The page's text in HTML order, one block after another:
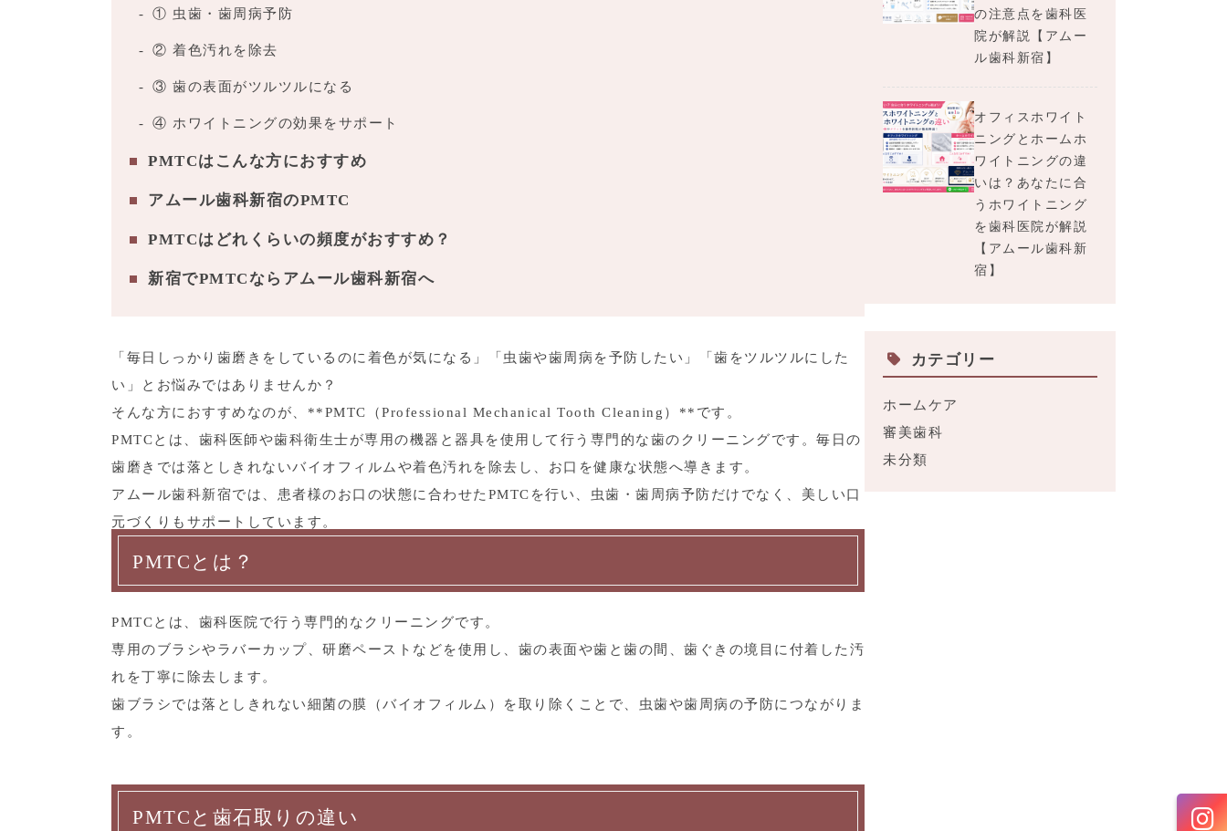
① 虫歯・歯周病予防
② 着色汚れを除去
③ 歯の表面がツルツルになる
④ ホワイトニングの効果をサポート
PMTCはこんな方におすすめ
アムール歯科新宿のPMTC
PMTCはどれくらいの頻度がおすすめ？
新宿でPMTCならアムール歯科新宿へ
「毎日しっかり歯磨きをしているのに着色が気になる」「虫歯や歯周病を予防したい」「歯をツルツルにした
い」とお悩みではありませんか？
そんな方におすすめなのが、**PMTC（Professional Mechanical Tooth Cleaning）**です。
PMTCとは、歯科医師や歯科衛生士が専用の機器と器具を使用して行う専門的な歯のクリーニングです。毎日の
歯磨きでは落としきれないバイオフィルムや着色汚れを除去し、お口を健康な状態へ導きます。
アムール歯科新宿では、患者様のお口の状態に合わせたPMTCを行い、虫歯・歯周病予防だけでなく、美しい口
元づくりもサポートしています。
PMTCとは？
PMTCとは、歯科医院で行う専門的なクリーニングです。
専用のブラシやラバーカップ、研磨ペーストなどを使用し、歯の表面や歯と歯の間、歯ぐきの境目に付着した汚
れを丁寧に除去します。
歯ブラシでは落としきれない細菌の膜（バイオフィルム）を取り除くことで、虫歯や歯周病の予防につながりま
す。
PMTCと歯石取りの違い
の注意点を歯科医
院が解説【アムー
ル歯科新宿】
オフィスホワイト
ニングとホームホ
ワイトニングの違
いは？あなたに合
うホワイトニング
を歯科医院が解説
【アムール歯科新
宿】
カテゴリー
ホームケア
審美歯科
未分類